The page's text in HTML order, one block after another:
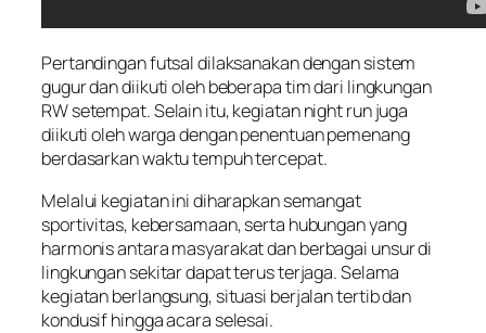
Pertandingan futsal dilaksanakan dengan sistem
gugur dan diikuti oleh beberapa tim dari lingkungan
RW setempat. Selain itu, kegiatan night run juga
diikuti oleh warga dengan penentuan pemenang
berdasarkan waktu tempuh tercepat.
Melalui kegiatan ini diharapkan semangat
sportivitas, kebersamaan, serta hubungan yang
harmonis antara masyarakat dan berbagai unsur di
lingkungan sekitar dapat terus terjaga. Selama
kegiatan berlangsung, situasi berjalan tertib dan
kondusif hingga acara selesai.